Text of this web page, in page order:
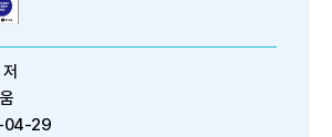
니 트레이너가 신간 『딱 ...
04-29